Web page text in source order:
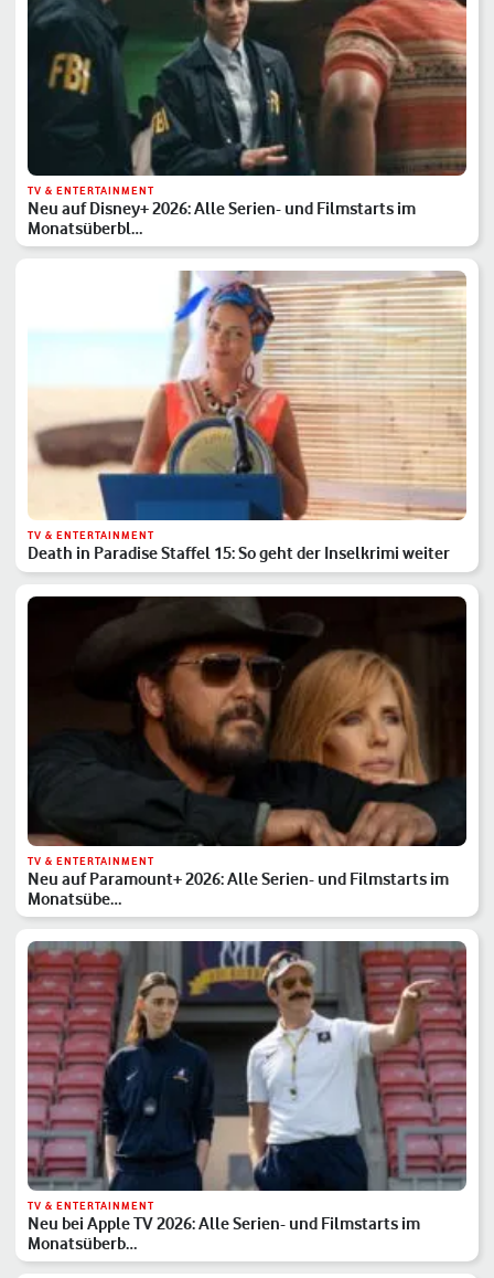
TV & ENTERTAINMENT
Neu auf Disney+ 2026: Alle Serien- und Filmstarts im
Monatsüberbl…
TV & ENTERTAINMENT
Death in Paradise Staffel 15: So geht der Inselkrimi weiter
TV & ENTERTAINMENT
Neu auf Paramount+ 2026: Alle Serien- und Filmstarts im
Monatsübe…
TV & ENTERTAINMENT
Neu bei Apple TV 2026: Alle Serien- und Filmstarts im
Monatsüberb…